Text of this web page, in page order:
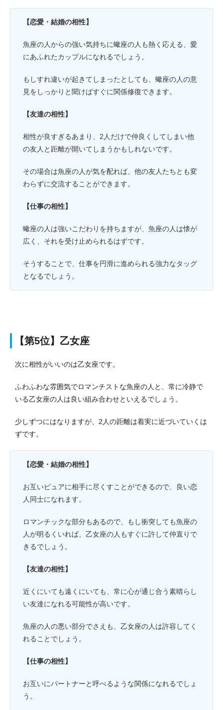
【恋愛・結婚の相性】
魚座の人からの強い気持ちに蠍座の人も熱く応える、愛
にあふれたカップルになれるでしょう。
もしすれ違いが起きてしまったとしても、蠍座の人の意
見をしっかりと聞けばすぐに関係修復できます。
【友達の相性】
相性が良すぎるあまり、2人だけで仲良くしてしまい他
の友人と距離が開いてしまうかもしれないです。
その場合は魚座の人が気を配れば、他の友人たちとも変
わらずに交流することができます。
【仕事の相性】
蠍座の人は強いこだわりを持ちますが、魚座の人は懐が
広く、それを受け止められるはずです。
そうすることで、仕事を円滑に進められる強力なタッグ
となるでしょう。
【第5位】乙女座
次に相性がいいのは乙女座です。
ふわふわな雰囲気でロマンチストな魚座の人と、常に冷静で
いる乙女座の人は良い組み合わせといえるでしょう。
少しずつにはなりますが、2人の距離は着実に近づいていくは
ずです。
【恋愛・結婚の相性】
お互いピュアに相手に尽くすことができるので、良い恋
人同士になれます。
ロマンチックな部分もあるので、もし衝突しても魚座の
人が明るくいれば、乙女座の人もすぐに許して仲直りで
きるでしょう。
【友達の相性】
近くにいても遠くにいても、常に心が通じ合う素晴らし
い友達になれる可能性が高いです。
魚座の人の悪い部分でさえも、乙女座の人は許容してく
れることでしょう。
【仕事の相性】
お互いにパートナーと呼べるような関係になれるでしょ
う。